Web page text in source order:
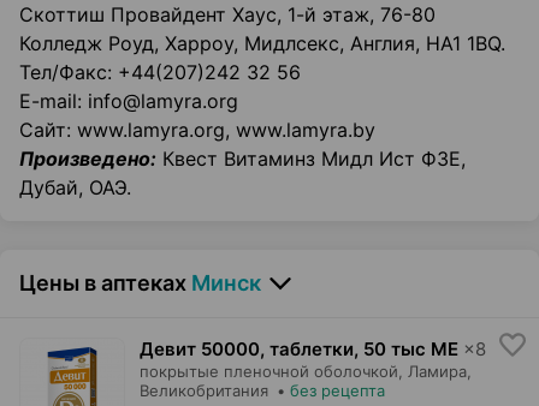
Скоттиш Провайдент Хаус, 1-й этаж, 76-80
Колледж Роуд, Харроу, Мидлсекс, Англия, НА1 1BQ.
Тел/Факс: +44(207)242 32 56
E-mail: info@lamyra.org
Сайт: www.lamyra.org, www.lamyra.by
Произведено: Квест Витаминз Мидл Ист ФЗЕ,
Дубай, ОАЭ.
Цены в аптеках Минск
Девит 50000, таблетки, 50 тыс МЕ ×8
покрытые пленочной оболочкой, Ламира,
Великобритания • без рецепта